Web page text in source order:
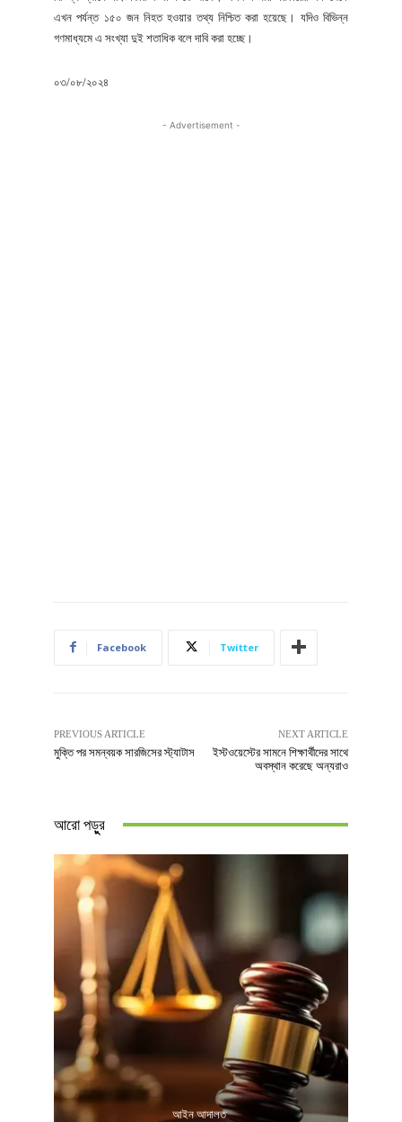
এখন পর্যন্ত ১৫০ জন নিহত হওয়ার তথ্য নিশ্চিত করা হয়েছে। যদিও বিভিন্ন
গণমাধ্যমে এ সংখ্যা দুই শতাধিক বলে দাবি করা হচ্ছে।
০৩/০৮/২০২৪
- Advertisement -
Facebook Twitter
PREVIOUS ARTICLE
মুক্তি পর সমন্বয়ক সারজিসের স্ট্যাটাস
NEXT ARTICLE
ইস্টওয়েস্টের সামনে শিক্ষার্থীদের সাথে
অবস্থান করেছে অন্যরাও
আরো পড়ুুর
আইন আদালত